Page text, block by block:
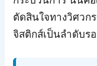
ตัดสินใจทางวิศวก
จิสติกส์เป็นลำดับรอ